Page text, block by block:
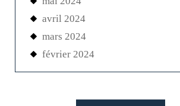
avril 2024
mars 2024
février 2024